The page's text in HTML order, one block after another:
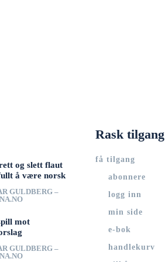
og slett flaut
å være norsk
GULDBERG –
mot
GULDBERG –
Rask tilgang
få tilgang
abonnere
logg inn
min side
e-bok
handlekurv